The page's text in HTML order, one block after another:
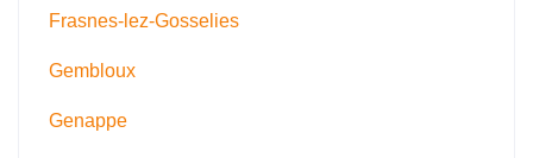
Frasnes-lez-Gosselies
Gembloux
Genappe